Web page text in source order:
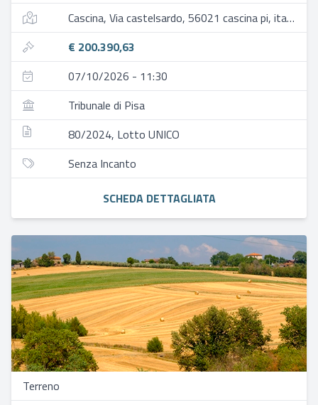
Cascina, Via castelsardo, 56021 cascina pi, italia
€ 200.390,63
07/10/2026 - 11:30
Tribunale di Pisa
80/2024, Lotto UNICO
Senza Incanto
SCHEDA DETTAGLIATA
Terreno